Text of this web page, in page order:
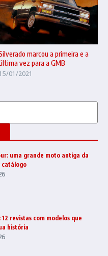
marcou a primeira e a
vez para a GMB
15/01/2021
uma grande moto antiga da
catálogo
12 revistas com modelos que
história